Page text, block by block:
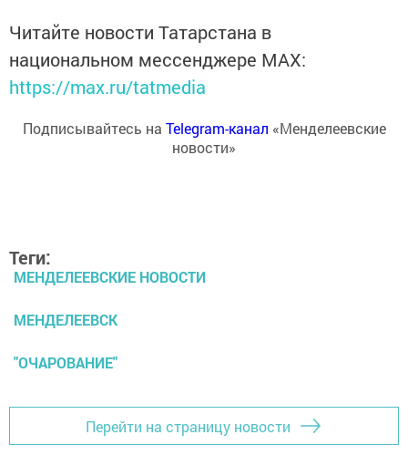
Читайте новости Татарстана в
национальном мессенджере MАХ:
https://max.ru/tatmedia
Подписывайтесь на Telegram-канал «Менделеевские
новости»
Теги:
МЕНДЕЛЕЕВСКИЕ НОВОСТИ
МЕНДЕЛЕЕВСК
"ОЧАРОВАНИЕ"
Перейти на страницу новости